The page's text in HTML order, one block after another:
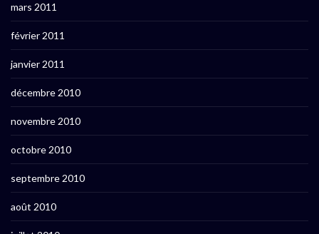
mars 2011
février 2011
janvier 2011
décembre 2010
novembre 2010
octobre 2010
septembre 2010
août 2010